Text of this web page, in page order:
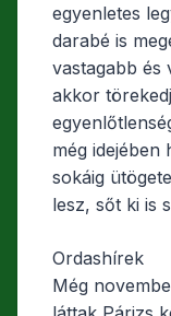
egyenletes
darabé is
vastagabb és
akkor
még idejében
sokáig
lesz, sőt ki is
Ordashírek
Még